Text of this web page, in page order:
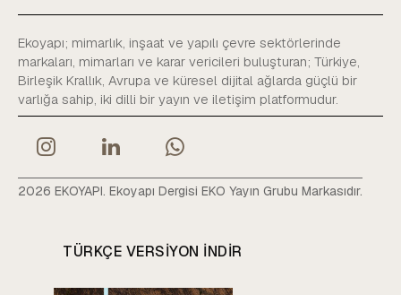
Ekoyapı; mimarlık, inşaat ve yapılı çevre sektörlerinde
markaları, mimarları ve karar vericileri buluşturan; Türkiye,
Birleşik Krallık, Avrupa ve küresel dijital ağlarda güçlü bir
varlığa sahip, iki dilli bir yayın ve iletişim platformudur.
2026 EKOYAPI. Ekoyapı Dergisi EKO Yayın Grubu Markasıdır.
TÜRKÇE VERSIYON INDIR